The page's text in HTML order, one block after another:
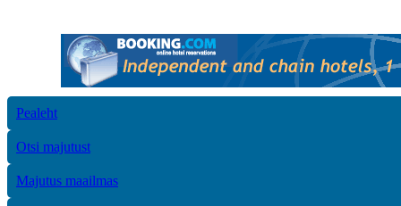
Pealeht
Otsi majutust
Majutus maailmas